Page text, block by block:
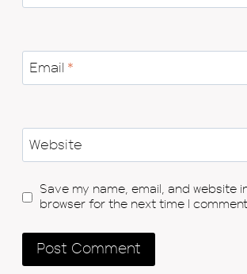
Email *
Website
Save my name, email, and website
browser for the next time I